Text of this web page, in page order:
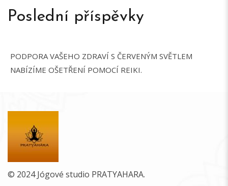
Poslední příspěvky
PODPORA VAŠEHO ZDRAVÍ S ČERVENÝM SVĚTLEM
NABÍZÍME OŠETŘENÍ POMOCÍ REIKI.
© 2024 Jógové studio PRATYAHARA.